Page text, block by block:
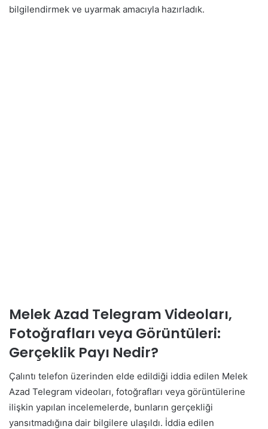
bilgilendirmek ve uyarmak amacıyla hazırladık.
Melek Azad Telegram Videoları,
Fotoğrafları veya Görüntüleri:
Gerçeklik Payı Nedir?
Çalıntı telefon üzerinden elde edildiği iddia edilen Melek
Azad Telegram videoları, fotoğrafları veya görüntülerine
ilişkin yapılan incelemelerde, bunların gerçekliği
yansıtmadığına dair bilgilere ulaşıldı. İddia edilen